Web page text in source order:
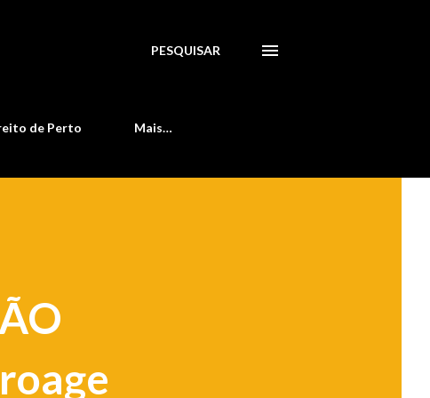
PESQUISAR
de Perto Mais…